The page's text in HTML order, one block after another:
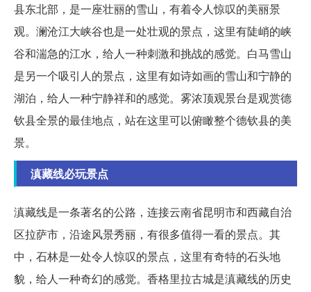
县东北部，是一座壮丽的雪山，有着令人惊叹的美丽景
观。澜沧江大峡谷也是一处壮观的景点，这里有陡峭的峡
谷和湍急的江水，给人一种刺激和挑战的感觉。白马雪山
是另一个吸引人的景点，这里有如诗如画的雪山和宁静的
湖泊，给人一种宁静祥和的感觉。雾浓顶观景台是观赏德
钦县全景的最佳地点，站在这里可以俯瞰整个德钦县的美
景。
滇藏线必玩景点
滇藏线是一条著名的公路，连接云南省昆明市和西藏自治
区拉萨市，沿途风景秀丽，有很多值得一看的景点。其
中，石林是一处令人惊叹的景点，这里有奇特的石头地
貌，给人一种奇幻的感觉。香格里拉古城是滇藏线的历史